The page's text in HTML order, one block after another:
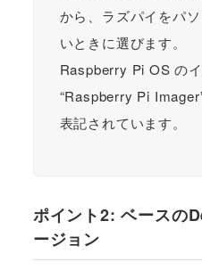
から、ラズパイをパ
いときに選びます。
Raspberry Pi OS の
“Raspberry Pi
表記されています。
ポイント2: ベースの
ージョン